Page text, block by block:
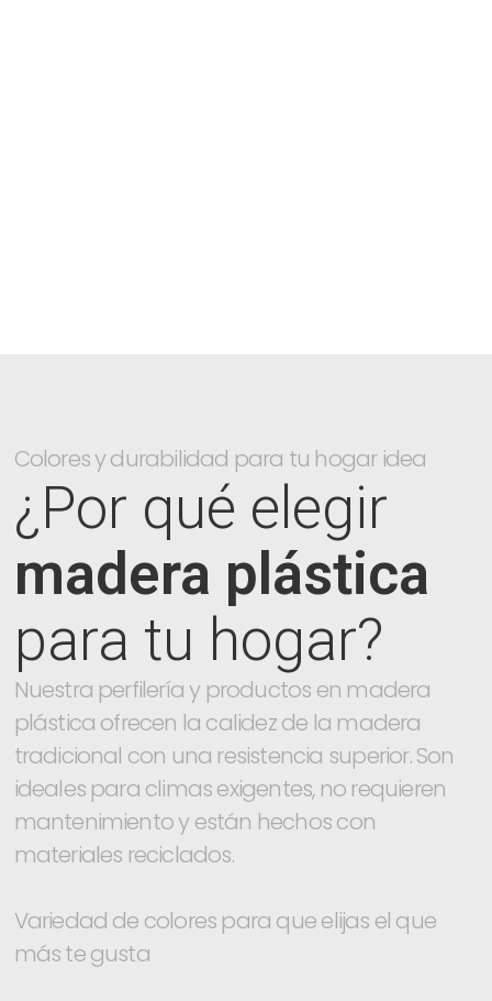
Colores y durabilidad para tu hogar idea
¿Por qué elegir
madera plástica
para tu hogar?
Nuestra perfilería y productos en madera
plástica ofrecen la calidez de la madera
tradicional con una resistencia superior. Son
ideales para climas exigentes, no requieren
mantenimiento y están hechos con
materiales reciclados.
Variedad de colores para que elijas el que
más te gusta